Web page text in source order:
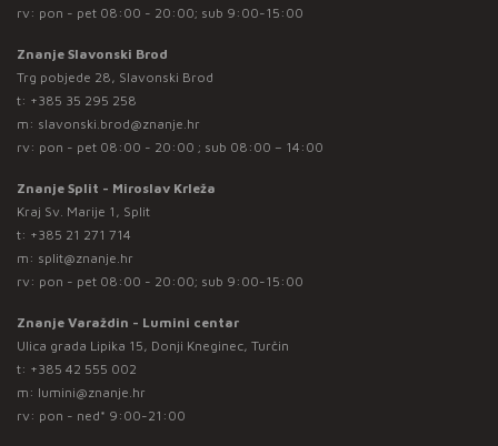
rv: pon - pet 08:00 - 20:00; sub 9:00-15:00
Znanje Slavonski Brod
Trg pobjede 28, Slavonski Brod
t: +385 35 295 258
m: slavonski.brod@znanje.hr
rv: pon - pet 08:00 - 20:00 ; sub 08:00 – 14:00
Znanje Split - Miroslav Krleža
Kraj Sv. Marije 1, Split
t: +385 21 271 714
m: split@znanje.hr
rv: pon - pet 08:00 - 20:00; sub 9:00-15:00
Znanje Varaždin - Lumini centar
Ulica grada Lipika 15, Donji Kneginec, Turčin
t: +385 42 555 002
m: lumini@znanje.hr
rv: pon - ned* 9:00-21:00